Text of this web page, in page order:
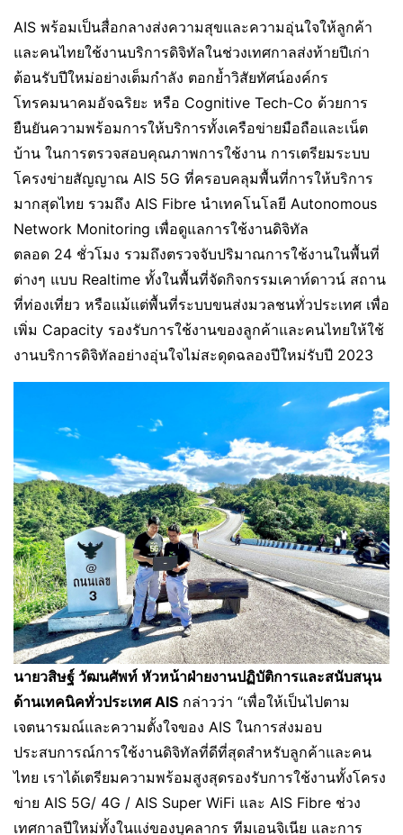
AIS พร้อมเป็นสื่อกลางส่งความสุขและความอุ่นใจให้ลูกค้า
และคนไทยใช้งานบริการดิจิทัลในช่วงเทศกาลส่งท้ายปีเก่า
ต้อนรับปีใหม่อย่างเต็มกำลัง ตอกย้ำวิสัยทัศน์องค์กร
โทรคมนาคมอัจฉริยะ หรือ Cognitive Tech-Co ด้วยการ
ยืนยันความพร้อมการให้บริการทั้งเครือข่ายมือถือและเน็ต
บ้าน ในการตรวจสอบคุณภาพการใช้งาน การเตรียมระบบ
โครงข่ายสัญญาณ AIS 5G ที่ครอบคลุมพื้นที่การให้บริการ
มากสุดไทย รวมถึง AIS Fibre นำเทคโนโลยี Autonomous
Network Monitoring เพื่อดูแลการใช้งานดิจิทัล
ตลอด 24 ชั่วโมง รวมถึงตรวจจับปริมาณการใช้งานในพื้นที่
ต่างๆ แบบ Realtime ทั้งในพื้นที่จัดกิจกรรมเคาท์ดาวน์ สถาน
ที่ท่องเที่ยว หรือแม้แต่พื้นที่ระบบขนส่งมวลชนทั่วประเทศ เพื่อ
เพิ่ม Capacity รองรับการใช้งานของลูกค้าและคนไทยให้ใช้
งานบริการดิจิทัลอย่างอุ่นใจไม่สะดุดฉลองปีใหม่รับปี 2023
นายวสิษฐ์ วัฒนศัพท์ หัวหน้าฝ่ายงานปฏิบัติการและสนับสนุน
ด้านเทคนิคทั่วประเทศAIS กล่าวว่า “เพื่อให้เป็นไปตาม
เจตนารมณ์และความตั้งใจของ AIS ในการส่งมอบ
ประสบการณ์การใช้งานดิจิทัลที่ดีที่สุดสำหรับลูกค้าและคน
ไทย เราได้เตรียมความพร้อมสูงสุดรองรับการใช้งานทั้งโครง
ข่าย AIS 5G/ 4G / AIS Super WiFi และ AIS Fibre ช่วง
เทศกาลปีใหม่ทั้งในแง่ของบุคลากร ทีมเอนจิเนีย และการ